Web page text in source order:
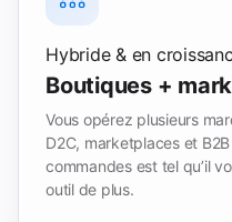
Hybride & en
Boutiques +
Vous opérez plusieurs
D2C, marketplaces et
commandes est tel qu’il
outil de plus.